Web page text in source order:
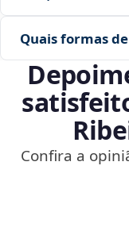
Quais formas
Confira a